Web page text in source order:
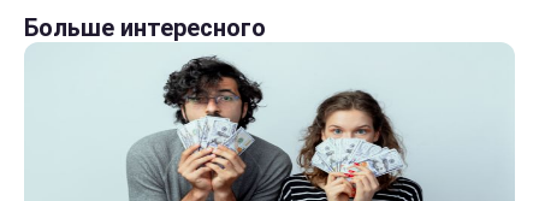
Больше интересного